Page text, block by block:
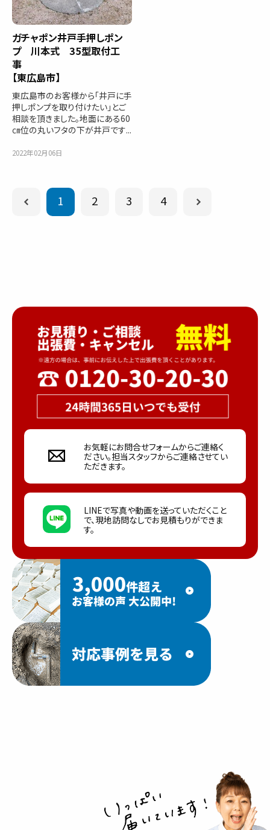
ガチャポン井戸手押しポン
プ 川本式 35型取付工
事
【東広島市】
東広島市のお客様から「井戸に手
押しポンプを取り付けたい」とご
相談を頂きました。地面にある60
㎝位の丸いフタの下が井戸です...
2022年02月06日
1 2 3 4
お気軽にお問合せフォームからご連絡く
ださい。担当スタッフからご連絡させてい
ただきます。
LINEで写真や動画を送っていただくこと
で、現地訪問なしでお見積もりができま
す。